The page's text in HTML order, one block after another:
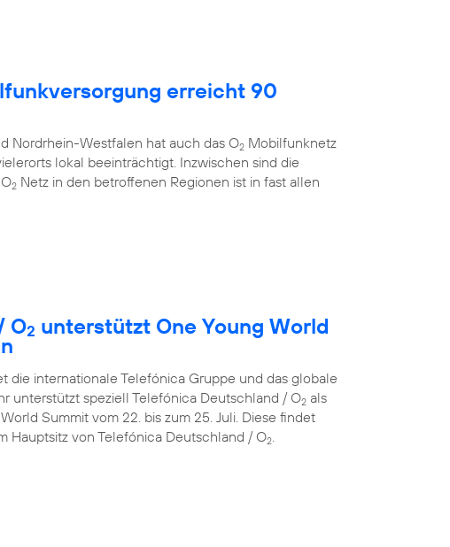
erreicht 90
Nordrhein-Westfalen hat auch das O2 Mobilfunknetz
lokal beeinträchtigt. Inzwischen sind die
2 Netz in den betroffenen Regionen ist in fast allen
O2 unterstützt One Young World
die internationale Telefónica Gruppe und das globale
unterstützt speziell Telefónica Deutschland / O2 als
Summit vom 22. bis zum 25. Juli. Diese findet
Hauptsitz von Telefónica Deutschland / O2.